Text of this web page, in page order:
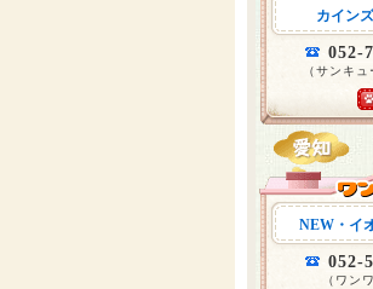
カイン
052-
（サンキ
NEW・イ
052-
（ワン